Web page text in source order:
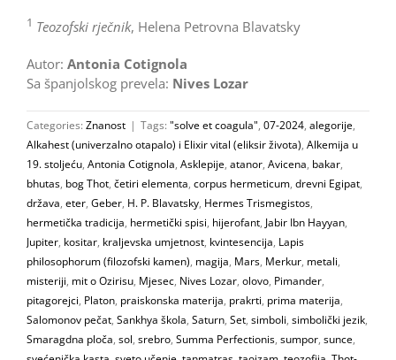
1 Teozofski rječnik, Helena Petrovna Blavatsky
Autor: Antonia Cotignola
Sa španjolskog prevela: Nives Lozar
Categories: Znanost | Tags: "solve et coagula", 07-2024, alegorije,
Alkahest (univerzalno otapalo) i Elixir vital (eliksir života), Alkemija u
19. stoljeću, Antonia Cotignola, Asklepije, atanor, Avicena, bakar,
bhutas, bog Thot, četiri elementa, corpus hermeticum, drevni Egipat,
država, eter, Geber, H. P. Blavatsky, Hermes Trismegistos,
hermetička tradicija, hermetički spisi, hijerofant, Jabir Ibn Hayyan,
Jupiter, kositar, kraljevska umjetnost, kvintesencija, Lapis
philosophorum (filozofski kamen), magija, Mars, Merkur, metali,
misteriji, mit o Ozirisu, Mjesec, Nives Lozar, olovo, Pimander,
pitagorejci, Platon, praiskonska materija, prakrti, prima materija,
Salomonov pečat, Sankhya škola, Saturn, Set, simboli, simbolički jezik,
Smaragdna ploča, sol, srebro, Summa Perfectionis, sumpor, sunce,